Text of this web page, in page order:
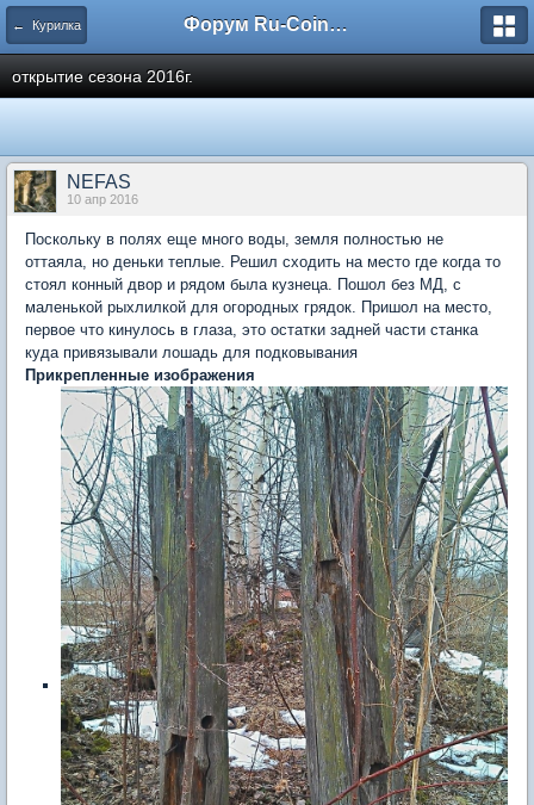
← Курилка Форум Ru-Coin.ru
открытие сезона 2016г.
NEFAS
10 апр 2016
Поскольку в полях еще много воды, земля полностью не
оттаяла, но деньки теплые. Решил сходить на место где когда то
стоял конный двор и рядом была кузнеца. Пошол без МД, с
маленькой рыхлилкой для огородных грядок. Пришол на место,
первое что кинулось в глаза, это остатки задней части станка
куда привязывали лошадь для подковывания
Прикрепленные изображения